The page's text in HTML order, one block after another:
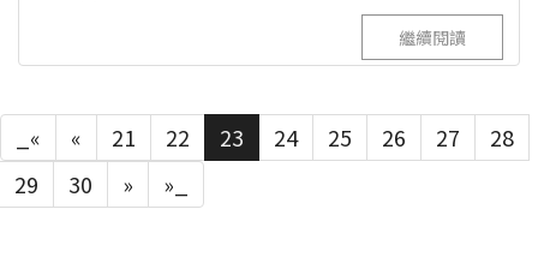
繼續閱讀
_« « 21 22 23 24 25 26 27
28
29
30 » »_